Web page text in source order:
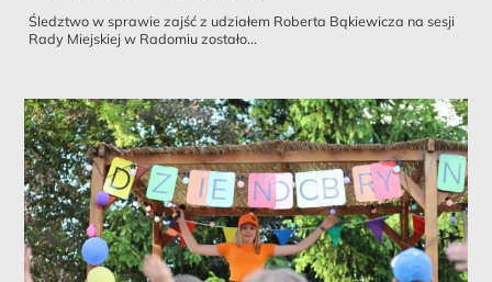
Śledztwo w sprawie zajść z udziałem Roberta Bąkiewicza na sesji
Rady Miejskiej w Radomiu zostało...